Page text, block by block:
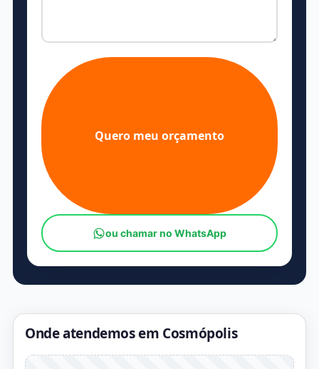
Quero meu orçamento
ou chamar no WhatsApp
Onde atendemos em Cosmópolis